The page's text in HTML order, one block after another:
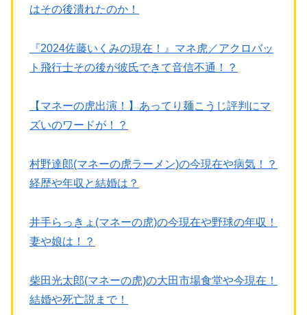
はその後潰れたのか！
『2024佐藤いくみの現在！』マネ虎／アクロバッ
ト飛行士その後が彼氏できて音信不通！？
【マネーの虎出演！】あってり麺こうじ評判にマ
ズいのワードが！？
村野達郎(マネーの虎ラーメン)の今現在や病気！？
経歴や年収と結婚は？
井手らっきょ(マネーの虎)の今現在や野球の年収！
妻や娘は！？
柴田光太郎(マネーの虎)の大田市場食堂や今現在！
結婚や死亡説まで！